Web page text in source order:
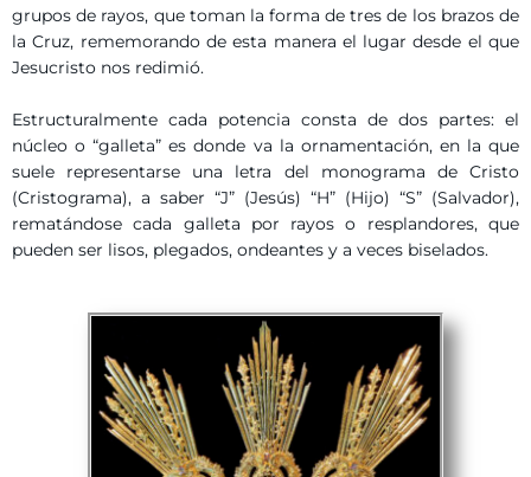
grupos de rayos, que toman la forma de tres de los brazos de
la Cruz, rememorando de esta manera el lugar desde el que
Jesucristo nos redimió.
Estructuralmente cada potencia consta de dos partes: el
núcleo o “galleta” es donde va la ornamentación, en la que
suele representarse una letra del monograma de Cristo
(Cristograma), a saber “J” (Jesús) “H” (Hijo) “S” (Salvador),
rematándose cada galleta por rayos o resplandores, que
pueden ser lisos, plegados, ondeantes y a veces biselados.